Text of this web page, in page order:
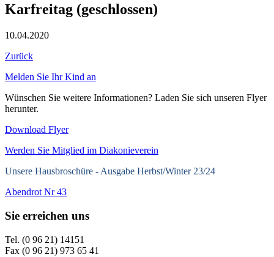
Karfreitag (geschlossen)
10.04.2020
Zurück
Melden Sie Ihr Kind an
Wünschen Sie weitere Informationen? Laden Sie sich unseren Flyer
herunter.
Download Flyer
Werden Sie Mitglied im Diakonieverein
Unsere Hausbroschüre - Ausgabe Herbst/Winter 23/24
Abendrot Nr 43
Sie erreichen uns
Tel. (0 96 21) 14151
Fax (0 96 21) 973 65 41